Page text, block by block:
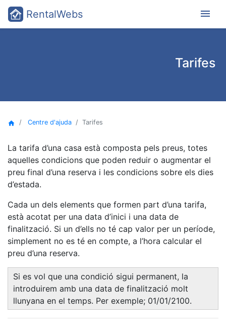
RentalWebs menu
Tarifes
home Centre d'ajuda Tarifes
La tarifa d’una casa està composta pels preus, totes
aquelles condicions que poden reduir o augmentar el
preu final d’una reserva i les condicions sobre els dies
d’estada.
Cada un dels elements que formen part d’una tarifa,
està acotat per una data d’inici i una data de
finalització. Si un d’ells no té cap valor per un període,
simplement no es té en compte, a l’hora calcular el
preu d’una reserva.
Si es vol que una condició sigui permanent, la
introduirem amb una data de finalització molt
llunyana en el temps. Per exemple; 01/01/2100.